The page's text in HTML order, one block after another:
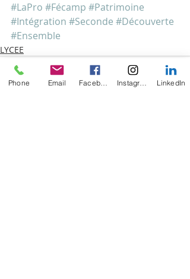
#LaPro #Fécamp #Patrimoine
#Intégration #Seconde #Découverte
#Ensemble
LYCEE
Phone Email LinkedIn